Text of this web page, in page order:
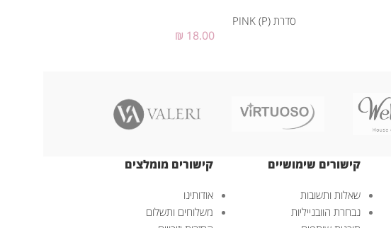
סדרת PINK (P)
₪ 18.00
קישורים שימושיים
שאלות ותשובות
נבחרת הוובנייליות
קישורים מומלצים
אודותינו
משלוחים ותשלום